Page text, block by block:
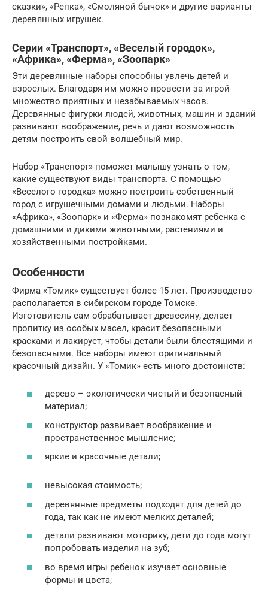
сказки», «Репка», «Смоляной бычок» и другие варианты
деревянных игрушек.
Серии «Транспорт», «Веселый городок»,
«Африка», «Ферма», «Зоопарк»
Эти деревянные наборы способны увлечь детей и
взрослых. Благодаря им можно провести за игрой
множество приятных и незабываемых часов.
Деревянные фигурки людей, животных, машин и зданий
развивают воображение, речь и дают возможность
детям построить свой волшебный мир.
Набор «Транспорт» поможет малышу узнать о том,
какие существуют виды транспорта. С помощью
«Веселого городка» можно построить собственный
город с игрушечными домами и людьми. Наборы
«Африка», «Зоопарк» и «Ферма» познакомят ребенка с
домашними и дикими животными, растениями и
хозяйственными постройками.
Особенности
Фирма «Томик» существует более 15 лет. Производство
располагается в сибирском городе Томске.
Изготовитель сам обрабатывает древесину, делает
пропитку из особых масел, красит безопасными
красками и лакирует, чтобы детали были блестящими и
безопасными. Все наборы имеют оригинальный
красочный дизайн. У «Томик» есть много достоинств:
дерево – экологически чистый и безопасный
материал;
конструктор развивает воображение и
пространственное мышление;
яркие и красочные детали;
невысокая стоимость;
деревянные предметы подходят для детей до
года, так как не имеют мелких деталей;
детали развивают моторику, дети до года могут
попробовать изделия на зуб;
во время игры ребенок изучает основные
формы и цвета;